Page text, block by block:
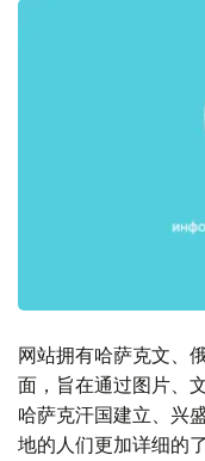
网站拥有哈萨克文、
面，旨在通过图片、
哈萨克汗国建立、兴
地的人们更加详细的